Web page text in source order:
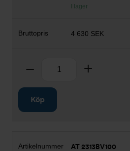
I lager
4 630 SEK
Ta bort
Köp
AT 2313BV100